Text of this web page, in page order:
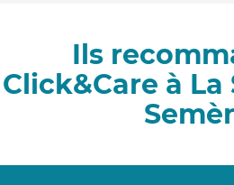
Ils
Click&Care à